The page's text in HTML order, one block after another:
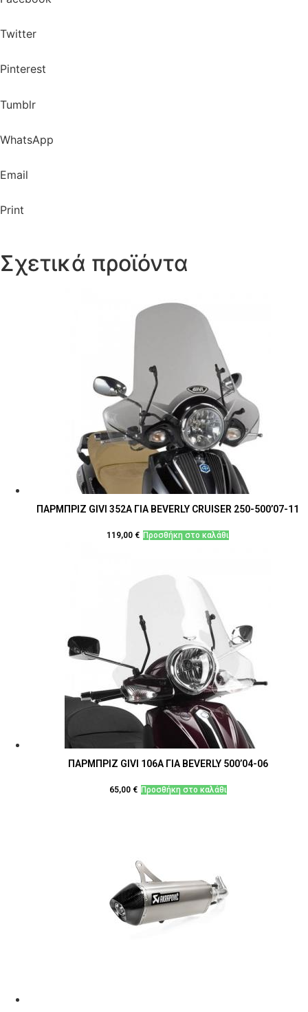
Twitter
Pinterest
Tumblr
WhatsApp
Email
Print
Σχετικά προϊόντα
ΠΑΡΜΠΡΙΖ GIVI 352Α ΓΙΑ BEVERLY CRUISER 250-500’07-11
119,00 € Προσθήκη στο καλάθι
ΠΑΡΜΠΡΙΖ GIVI 106A ΓΙΑ BEVERLY 500’04-06
65,00 € Προσθήκη στο καλάθι